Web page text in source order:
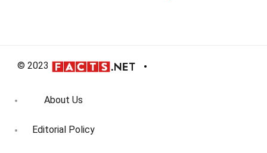
© 2023
About Us
Editorial Policy